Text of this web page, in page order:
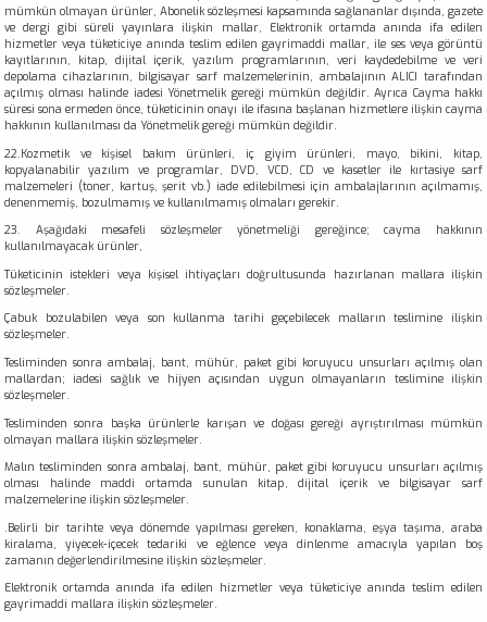
mümkün olmayan ürünler, Abonelik sözleşmesi kapsamında sağlananlar dışında, gazete
ve dergi gibi süreli yayınlara ilişkin mallar, Elektronik ortamda anında ifa edilen
hizmetler veya tüketiciye anında teslim edilen gayrimaddi mallar, ile ses veya görüntü
kayıtlarının, kitap, dijital içerik, yazılım programlarının, veri kaydedebilme ve veri
depolama cihazlarının, bilgisayar sarf malzemelerinin, ambalajının ALICI tarafından
açılmış olması halinde iadesi Yönetmelik gereği mümkün değildir. Ayrıca Cayma hakkı
süresi sona ermeden önce, tüketicinin onayı ile ifasına başlanan hizmetlere ilişkin cayma
hakkının kullanılması da Yönetmelik gereği mümkün değildir.
22.Kozmetik ve kişisel bakım ürünleri, iç giyim ürünleri, mayo, bikini, kitap,
kopyalanabilir yazılım ve programlar, DVD, VCD, CD ve kasetler ile kırtasiye sarf
malzemeleri (toner, kartuş, şerit vb.) iade edilebilmesi için ambalajlarının açılmamış,
denenmemiş, bozulmamış ve kullanılmamış olmaları gerekir.
23. Aşağıdaki mesafeli sözleşmeler yönetmeliği gereğince; cayma hakkının
kullanılmayacak ürünler,
Tüketicinin istekleri veya kişisel ihtiyaçları doğrultusunda hazırlanan mallara ilişkin
sözleşmeler.
Çabuk bozulabilen veya son kullanma tarihi geçebilecek malların teslimine ilişkin
sözleşmeler.
Tesliminden sonra ambalaj, bant, mühür, paket gibi koruyucu unsurları açılmış olan
mallardan; iadesi sağlık ve hijyen açısından uygun olmayanların teslimine ilişkin
sözleşmeler.
Tesliminden sonra başka ürünlerle karışan ve doğası gereği ayrıştırılması mümkün
olmayan mallara ilişkin sözleşmeler.
Malın tesliminden sonra ambalaj, bant, mühür, paket gibi koruyucu unsurları açılmış
olması halinde maddi ortamda sunulan kitap, dijital içerik ve bilgisayar sarf
malzemelerine ilişkin sözleşmeler.
.Belirli bir tarihte veya dönemde yapılması gereken, konaklama, eşya taşıma, araba
kiralama, yiyecek-içecek tedariki ve eğlence veya dinlenme amacıyla yapılan boş
zamanın değerlendirilmesine ilişkin sözleşmeler.
Elektronik ortamda anında ifa edilen hizmetler veya tüketiciye anında teslim edilen
gayrimaddi mallara ilişkin sözleşmeler.